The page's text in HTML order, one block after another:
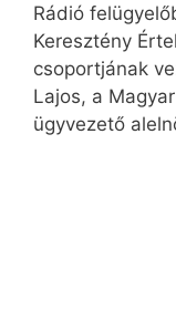
Rádió
Keresztény
csoportjának
Lajos, a
ügyvezető